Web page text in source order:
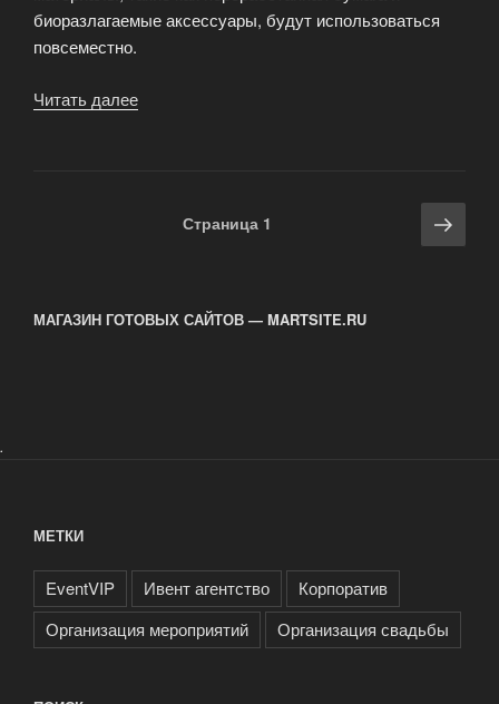
биоразлагаемые аксессуары, будут использоваться
повсеместно.
Читать далее
Страница 1
МАГАЗИН ГОТОВЫХ САЙТОВ — MARTSITE.RU
.
МЕТКИ
EventVIP Ивент агентство
Корпоратив
Организация мероприятий
Организация свадьбы